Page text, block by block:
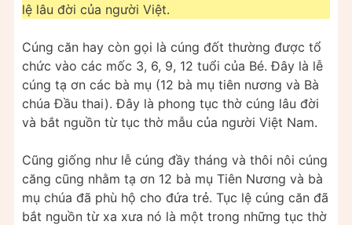
lệ lâu đời của người Việt.
Cúng căn hay còn gọi là cúng đốt thường được tổ
chức vào các mốc 3, 6, 9, 12 tuổi của Bé. Đây là lễ
cúng tạ ơn các bà mụ (12 bà mụ tiên nương và Bà
chúa Đầu thai). Đây là phong tục thờ cúng lâu đời
và bắt nguồn từ tục thờ mẫu của người Việt Nam.
Cũng giống như lễ cúng đầy tháng và thôi nôi cúng
căng cũng nhằm tạ ơn 12 bà mụ Tiên Nương và bà
mụ chúa đã phù hộ cho đứa trẻ. Tục lệ cúng căn đã
bắt nguồn từ xa xưa nó là một trong những tục thờ